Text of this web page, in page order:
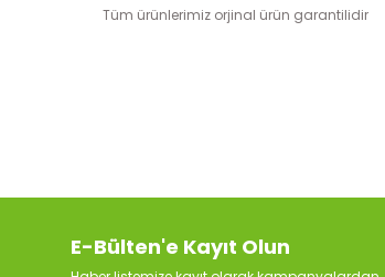
Tüm ürünlerimiz orjinal ürün garantilidir
E-Bülten'e Kayıt Olun